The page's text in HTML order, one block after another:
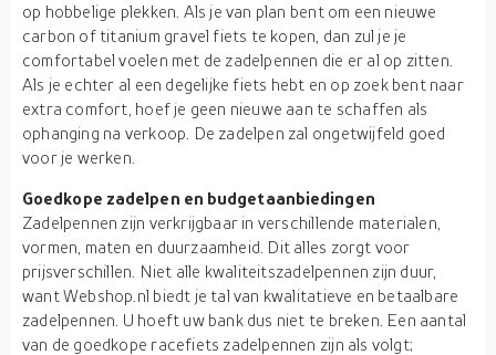
op hobbelige plekken. Als je van plan bent om een nieuwe
carbon of titanium gravel fiets te kopen, dan zul je je
comfortabel voelen met de zadelpennen die er al op zitten.
Als je echter al een degelijke fiets hebt en op zoek bent naar
extra comfort, hoef je geen nieuwe aan te schaffen als
ophanging na verkoop. De zadelpen zal ongetwijfeld goed
voor je werken.
Goedkope zadelpen en budgetaanbiedingen
Zadelpennen zijn verkrijgbaar in verschillende materialen,
vormen, maten en duurzaamheid. Dit alles zorgt voor
prijsverschillen. Niet alle kwaliteitszadelpennen zijn duur,
want Webshop.nl biedt je tal van kwalitatieve en betaalbare
zadelpennen. U hoeft uw bank dus niet te breken. Een aantal
van de goedkope racefiets zadelpennen zijn als volgt;